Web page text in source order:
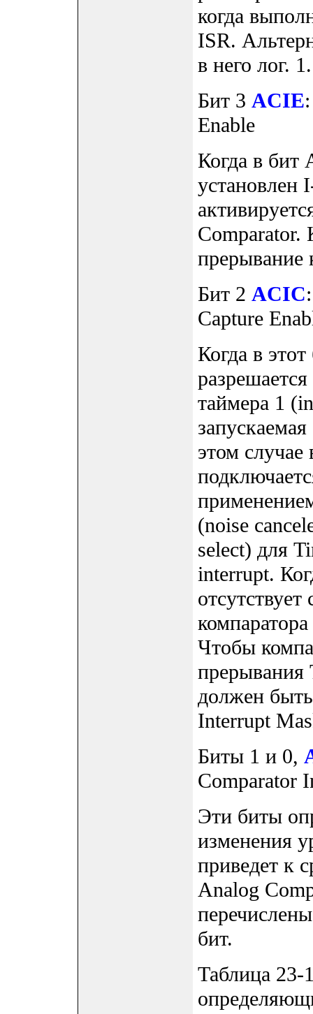
когда
ISR.
в него лог. 1.
Бит 3 ACIE
Enable
Когда в бит
установлен
Comparator.
прерывание
Бит 2 ACIC
Capture
Когда в
таймера 1
этом
(noise
select) для
interrupt.
Чтобы
прерывания
должен
Interrupt
Биты 1 и 0,
Comparator
Эти биты
изменения
приведет к
Analog
бит.
Таблица